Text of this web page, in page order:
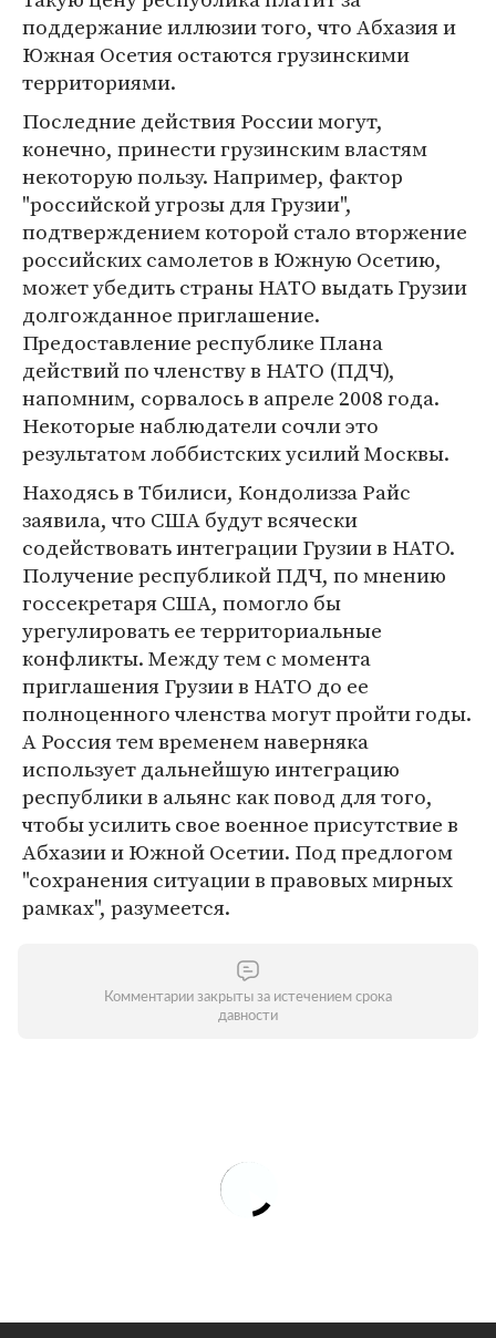
поддержание иллюзии того, что Абхазия и
Южная Осетия остаются грузинскими
территориями.
Последние действия России могут,
конечно, принести грузинским властям
некоторую пользу. Например, фактор
"российской угрозы для Грузии",
подтверждением которой стало вторжение
российских самолетов в Южную Осетию,
может убедить страны НАТО выдать Грузии
долгожданное приглашение.
Предоставление республике Плана
действий по членству в НАТО (ПДЧ),
напомним, сорвалось в апреле 2008 года.
Некоторые наблюдатели сочли это
результатом лоббистских усилий Москвы.
Находясь в Тбилиси, Кондолизза Райс
заявила, что США будут всячески
содействовать интеграции Грузии в НАТО.
Получение республикой ПДЧ, по мнению
госсекретаря США, помогло бы
урегулировать ее территориальные
конфликты. Между тем с момента
приглашения Грузии в НАТО до ее
полноценного членства могут пройти годы.
А Россия тем временем наверняка
использует дальнейшую интеграцию
республики в альянс как повод для того,
чтобы усилить свое военное присутствие в
Абхазии и Южной Осетии. Под предлогом
"сохранения ситуации в правовых мирных
рамках", разумеется.
Комментарии закрыты за истечением срока
давности